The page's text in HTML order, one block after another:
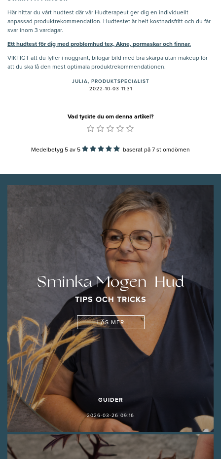
Här hittar du vårt hudtest där vår Hudterapeut ger dig en individuellt
anpassad produktrekommendation. Hudtestet är helt kostnadsfritt och du får
svar inom 3 vardagar.
Ett hudtest för dig med problemhud tex, Akne, pormaskar och finnar.
VIKTIGT att du fyller i noggrant, bifogar bild med bra skärpa utan makeup för
att du ska få den mest optimala produktrekommendationen.
JULIA, PRODUKTSPECIALIST
2022-10-03 11:31
Vad tyckte du om denna artikel?
Medelbetyg 5 av 5 baserat på 7 st omdömen
Sminka Mogen Hud
TIPS OCH TRICKS
LÄS MER
GUIDER
2026-03-26 09:16